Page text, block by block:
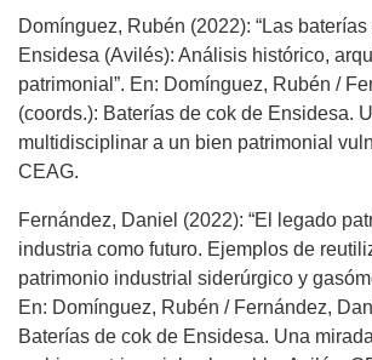
Domínguez, Rubén (2022): “Las
Ensidesa (Avilés): Análisis histórico,
patrimonial”. En: Domínguez, Rubén /
(coords.): Baterías de cok de Ensidesa.
multidisciplinar a un bien patrimonial
CEAG.
Fernández, Daniel (2022): “El legado
industria como futuro. Ejemplos de
patrimonio industrial siderúrgico y
En: Domínguez, Rubén / Fernández,
Baterías de cok de Ensidesa. Una